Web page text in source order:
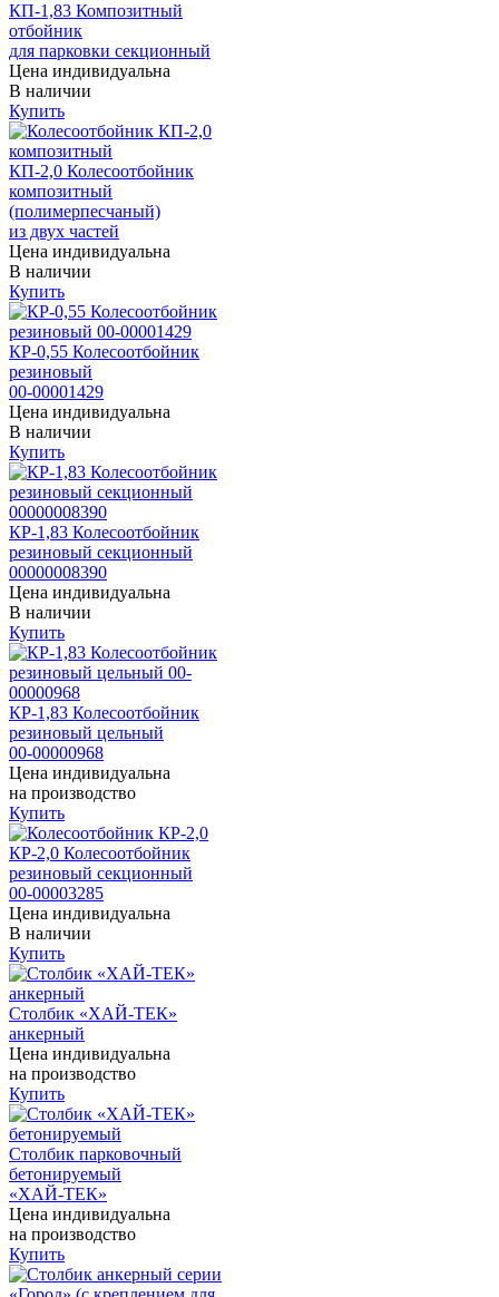
КП-1,83 Композитный
отбойник
для парковки секционный
Цена индивидуальна
В наличии
Купить
КП-2,0 Колесоотбойник
композитный
(полимерпесчаный)
из двух частей
Цена индивидуальна
В наличии
Купить
КР-0,55 Колесоотбойник
резиновый
00-00001429
Цена индивидуальна
В наличии
Купить
КР-1,83 Колесоотбойник
резиновый секционный
00000008390
Цена индивидуальна
В наличии
Купить
КР-1,83 Колесоотбойник
резиновый цельный
00-00000968
Цена индивидуальна
на производство
Купить
КР-2,0 Колесоотбойник
резиновый секционный
00-00003285
Цена индивидуальна
В наличии
Купить
Столбик «ХАЙ-ТЕК»
анкерный
Цена индивидуальна
на производство
Купить
Столбик парковочный
бетонируемый
«ХАЙ-ТЕК»
Цена индивидуальна
на производство
Купить